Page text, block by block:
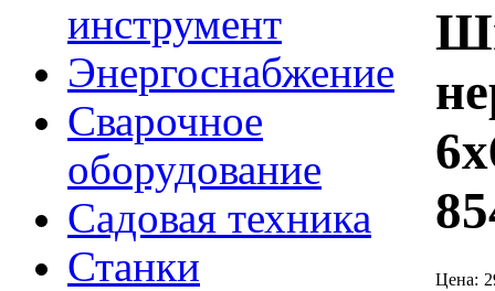
инструмент
Энергоснабжение
Сварочное
оборудование
Садовая техника
Станки
Цена: